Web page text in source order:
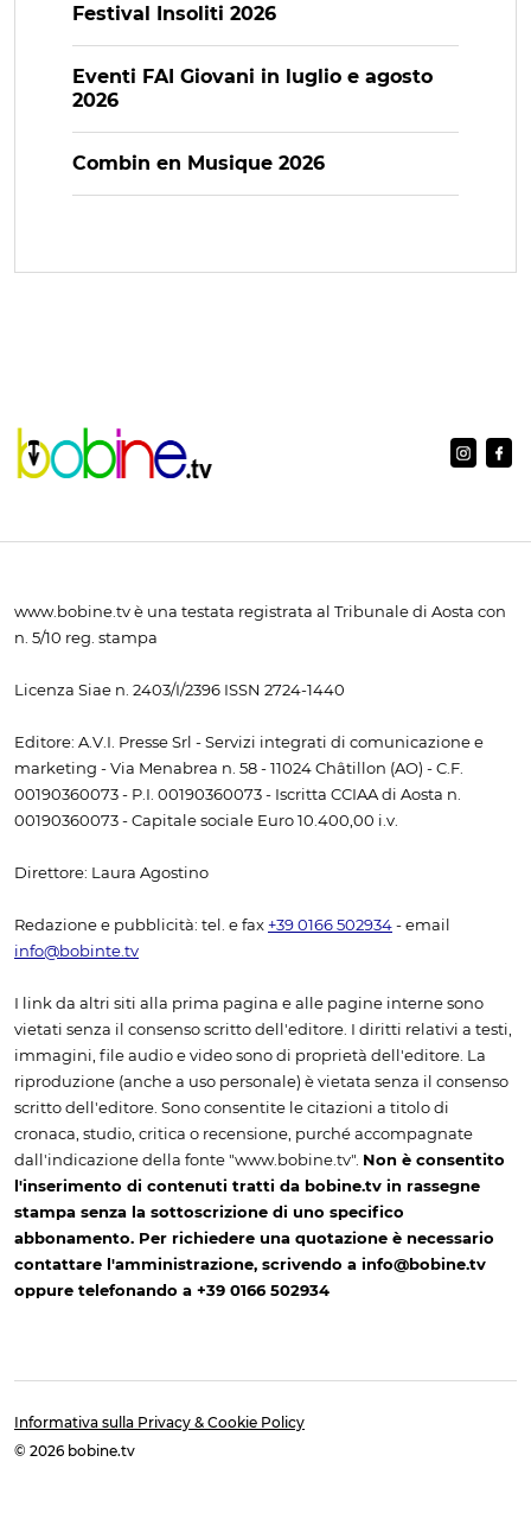
Festival Insoliti 2026
Eventi FAI Giovani in luglio e agosto
2026
Combin en Musique 2026
www.bobine.tv è una testata registrata al Tribunale di Aosta con
n. 5/10 reg. stampa
Licenza Siae n. 2403/I/2396 ISSN 2724-1440
Editore: A.V.I. Presse Srl - Servizi integrati di comunicazione e
marketing - Via Menabrea n. 58 - 11024 Châtillon (AO) - C.F.
00190360073 - P.I. 00190360073 - Iscritta CCIAA di Aosta n.
00190360073 - Capitale sociale Euro 10.400,00 i.v.
Direttore: Laura Agostino
Redazione e pubblicità: tel. e fax +39 0166 502934 - email
info@bobinte.tv
I link da altri siti alla prima pagina e alle pagine interne sono
vietati senza il consenso scritto dell'editore. I diritti relativi a testi,
immagini, file audio e video sono di proprietà dell'editore. La
riproduzione (anche a uso personale) è vietata senza il consenso
scritto dell'editore. Sono consentite le citazioni a titolo di
cronaca, studio, critica o recensione, purché accompagnate
dall'indicazione della fonte "www.bobine.tv". Non è consentito
l'inserimento di contenuti tratti da bobine.tv in rassegne
stampa senza la sottoscrizione di uno specifico
abbonamento. Per richiedere una quotazione è necessario
contattare l'amministrazione, scrivendo a info@bobine.tv
oppure telefonando a +39 0166 502934
Informativa sulla Privacy & Cookie Policy
© 2026 bobine.tv